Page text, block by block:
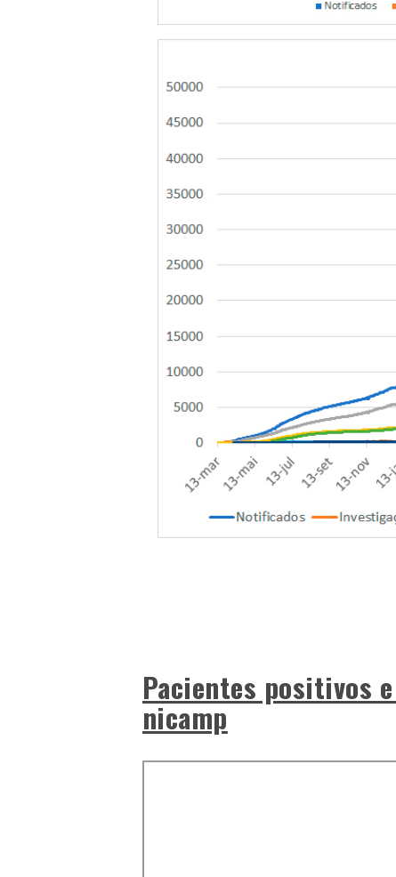
Pacientes positivos
nicamp